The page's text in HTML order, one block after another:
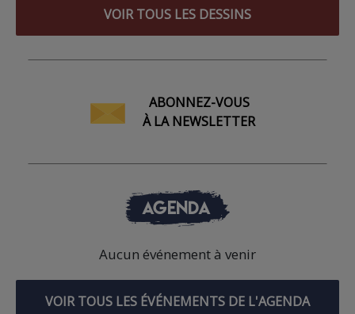
VOIR TOUS LES DESSINS
ABONNEZ-VOUS
À LA NEWSLETTER
AGENDA
Aucun événement à venir
VOIR TOUS LES ÉVÉNEMENTS DE L'AGENDA